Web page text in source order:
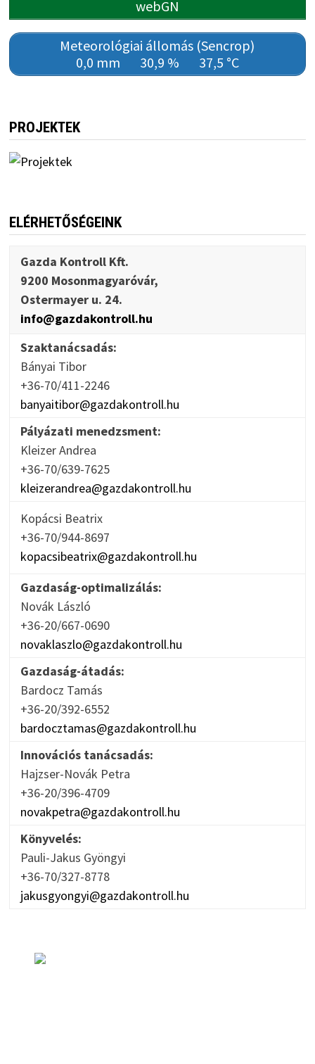
webGN
Meteorológiai állomás (Sencrop)
0,0 mm
30,9 % 37,5 °C
PROJEKTEK
ELÉRHETŐSÉGEINK
Gazda Kontroll Kft.
9200 Mosonmagyaróvár,
Ostermayer u. 24.
info@gazdakontroll.hu
Szaktanácsadás:
Bányai Tibor
+36-70/411-2246
banyaitibor@gazdakontroll.hu
Pályázati menedzsment:
Kleizer Andrea
+36-70/639-7625
kleizerandrea@gazdakontroll.hu
Kopácsi Beatrix
+36-70/944-8697
kopacsibeatrix@gazdakontroll.hu
Gazdaság-optimalizálás:
Novák László
+36-20/667-0690
novaklaszlo@gazdakontroll.hu
Gazdaság-átadás:
Bardocz Tamás
+36-20/392-6552
bardocztamas@gazdakontroll.hu
Innovációs tanácsadás:
Hajzser-Novák Petra
+36-20/396-4709
novakpetra@gazdakontroll.hu
Könyvelés:
Pauli-Jakus Gyöngyi
+36-70/327-8778
jakusgyongyi@gazdakontroll.hu